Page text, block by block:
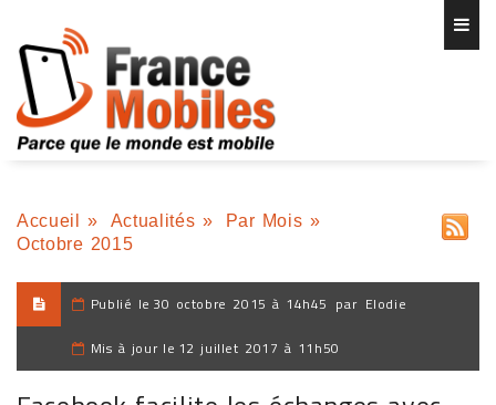
Accueil » Actualités » Par Mois »
Octobre 2015
Publié le 30 octobre 2015 à 14h45 par Elodie
Mis à jour le 12 juillet 2017 à 11h50